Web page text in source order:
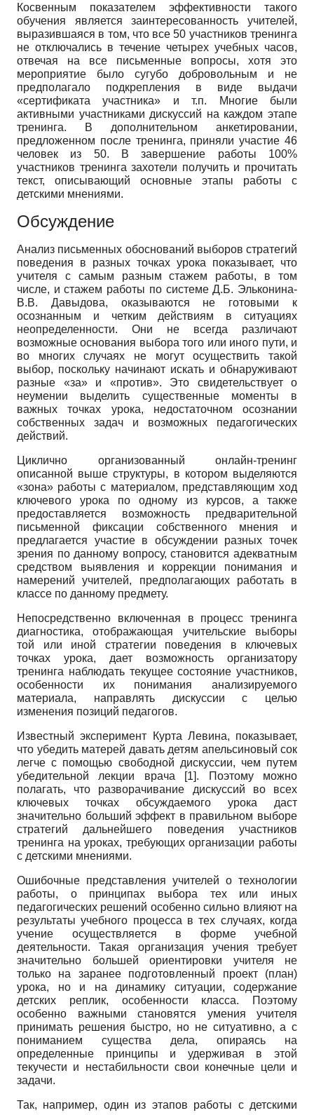
Косвенным показателем эффективности такого
обучения является заинтересованность учителей,
выразившаяся в том, что все 50 участников тренинга
не отключались в течение четырех учебных часов,
отвечая на все письменные вопросы, хотя это
мероприятие было сугубо добровольным и не
предполагало подкрепления в виде выдачи
«сертификата участника» и т.п. Многие были
активными участниками дискуссий на каждом этапе
тренинга. В дополнительном анкетировании,
предложенном после тренинга, приняли участие 46
человек из 50. В завершение работы 100%
участников тренинга захотели получить и прочитать
текст, описывающий основные этапы работы с
детскими мнениями.
Обсуждение
Анализ письменных обоснований выборов стратегий
поведения в разных точках урока показывает, что
учителя с самым разным стажем работы, в том
числе, и стажем работы по системе Д.Б. Эльконина-
В.В. Давыдова, оказываются не готовыми к
осознанным и четким действиям в ситуациях
неопределенности. Они не всегда различают
возможные основания выбора того или иного пути, и
во многих случаях не могут осуществить такой
выбор, поскольку начинают искать и обнаруживают
разные «за» и «против». Это свидетельствует о
неумении выделить существенные моменты в
важных точках урока, недостаточном осознании
собственных задач и возможных педагогических
действий.
Циклично организованный онлайн-тренинг
описанной выше структуры, в котором выделяются
«зона» работы с материалом, представляющим ход
ключевого урока по одному из курсов, а также
предоставляется возможность предварительной
письменной фиксации собственного мнения и
предлагается участие в обсуждении разных точек
зрения по данному вопросу, становится адекватным
средством выявления и коррекции понимания и
намерений учителей, предполагающих работать в
классе по данному предмету.
Непосредственно включенная в процесс тренинга
диагностика, отображающая учительские выборы
той или иной стратегии поведения в ключевых
точках урока, дает возможность организатору
тренинга наблюдать текущее состояние участников,
особенности их понимания анализируемого
материала, направлять дискуссии с целью
изменения позиций педагогов.
Известный эксперимент Курта Левина, показывает,
что убедить матерей давать детям апельсиновый сок
легче с помощью свободной дискуссии, чем путем
убедительной лекции врача [1]. Поэтому можно
полагать, что разворачивание дискуссий во всех
ключевых точках обсуждаемого урока даст
значительно больший эффект в правильном выборе
стратегий дальнейшего поведения участников
тренинга на уроках, требующих организации работы
с детскими мнениями.
Ошибочные представления учителей о технологии
работы, о принципах выбора тех или иных
педагогических решений особенно сильно влияют на
результаты учебного процесса в тех случаях, когда
учение осуществляется в форме учебной
деятельности. Такая организация учения требует
значительно большей ориентировки учителя не
только на заранее подготовленный проект (план)
урока, но и на динамику ситуации, содержание
детских реплик, особенности класса. Поэтому
особенно важными становятся умения учителя
принимать решения быстро, но не ситуативно, а с
пониманием существа дела, опираясь на
определенные принципы и удерживая в этой
текучести и нестабильности свои конечные цели и
задачи.
Так, например, один из этапов работы с детскими